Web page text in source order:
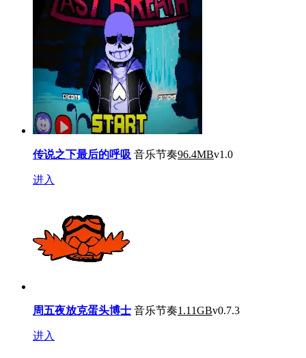
传说之下最后的呼吸 音乐节奏96.4MBv1.0
进入
周五夜放克蛋头博士 音乐节奏1.11GBv0.7.3
进入